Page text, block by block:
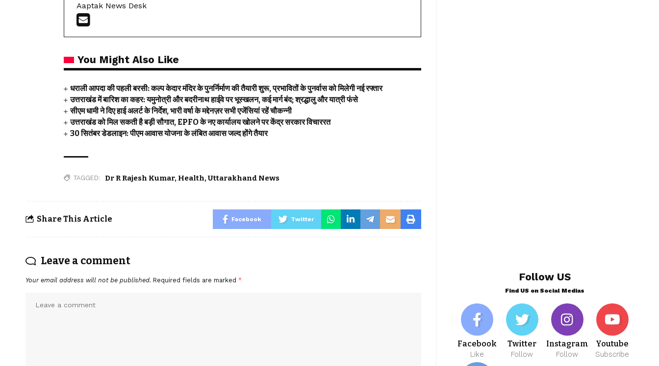
Aaptak News Desk
You Might Also Like
धराली आपदा की पहली बरसी: कल्प केदार मंदिर के पुनर्निर्माण की तैयारी शुरू, प्रभावितों के पुनर्वास को मिलेगी नई रफ्तार
उत्तराखंड में बारिश का कहर: यमुनोत्री और बदरीनाथ हाईवे पर भूस्खलन, कई मार्ग बंद; श्रद्धालु और यात्री फंसे
सीएम धामी ने दिए हाई अलर्ट के निर्देश, भारी वर्षा के मद्देनज़र सभी एजेंसियां रहें चौकन्नी
उत्तराखंड को मिल सकती है बड़ी सौगात, EPFO के नए कार्यालय खोलने पर केंद्र सरकार विचाररत
30 सितंबर डेडलाइन: पीएम आवास योजना के लंबित आवास जल्द होंगे तैयार
TAGGED: Dr R Rajesh Kumar, Health,Uttarakhand News
Share This Article Facebook Twitter
Leave a comment
Your email address will not be published. Required fields are marked * Follow US
Find US on Social Medias
Facebook
Like
Twitter
Follow
Instagram
Follow
Youtube
Subscribe